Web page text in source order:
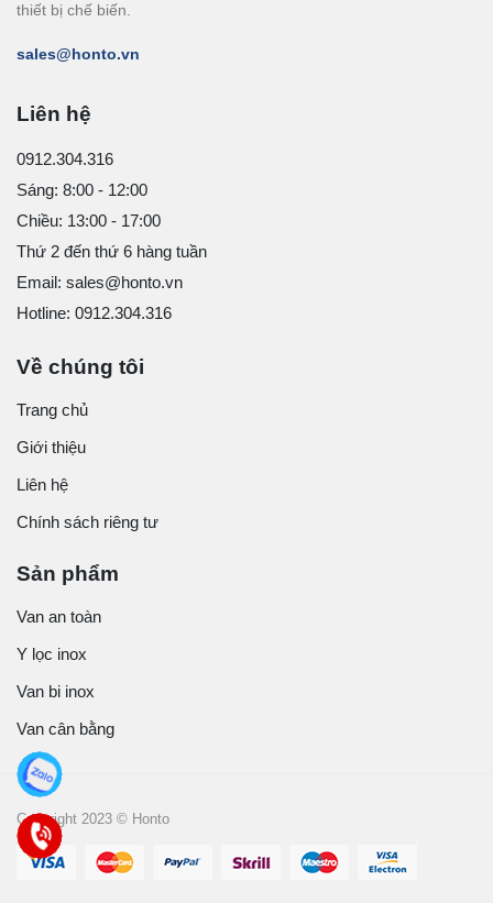
thiết bị chế biến.
sales@honto.vn
Liên hệ
0912.304.316
Sáng: 8:00 - 12:00
Chiều: 13:00 - 17:00
Thứ 2 đến thứ 6 hàng tuần
Email: sales@honto.vn
Hotline: 0912.304.316
Về chúng tôi
Trang chủ
Giới thiệu
Liên hệ
Chính sách riêng tư
Sản phẩm
Van an toàn
Y lọc inox
Van bi inox
Van cân bằng
Copyright 2023 © Honto